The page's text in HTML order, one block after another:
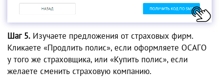
Шаг 5. Изучаете предложения от страховых фирм.
Кликаете «Продлить полис», если оформляете ОСАГО
у того же страховщика, или «Купить полис», если
желаете сменить страховую компанию.